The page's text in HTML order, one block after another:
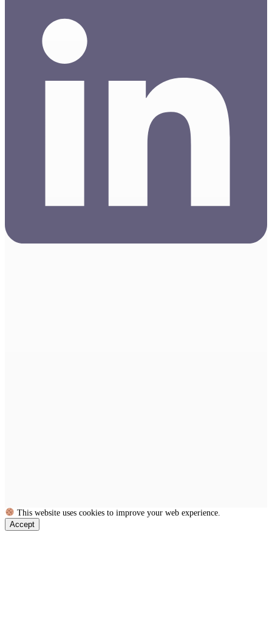
This website uses cookies to improve your web experience.
Accept